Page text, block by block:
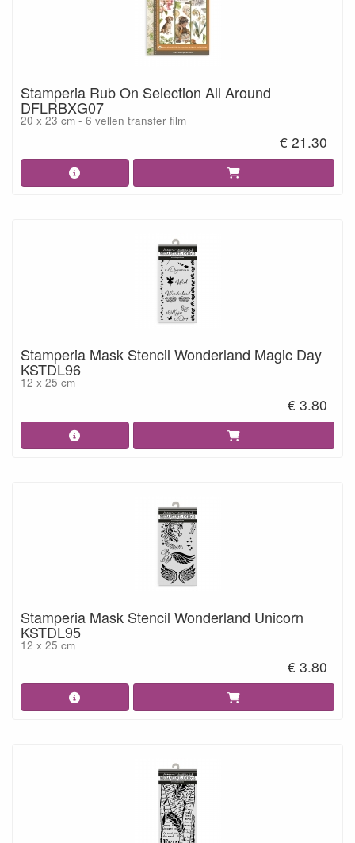
Stamperia Rub On Selection All Around
DFLRBXG07
20 x 23 cm - 6 vellen transfer film
€ 21.30
Stamperia Mask Stencil Wonderland Magic Day
KSTDL96
12 x 25 cm
€ 3.80
Stamperia Mask Stencil Wonderland Unicorn
KSTDL95
12 x 25 cm
€ 3.80